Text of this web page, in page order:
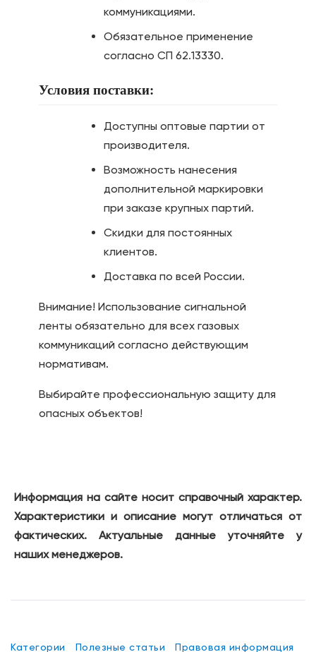
коммуникациями.
Обязательное применение
согласно СП 62.13330.
Условия поставки:
Доступны оптовые партии от
производителя.
Возможность нанесения
дополнительной маркировки
при заказе крупных партий.
Скидки для постоянных
клиентов.
Доставка по всей России.
Внимание! Использование сигнальной
ленты обязательно для всех газовых
коммуникаций согласно действующим
нормативам.
Выбирайте профессиональную защиту для
опасных объектов!
Информация на сайте носит справочный характер.
Характеристики и описание могут отличаться от
фактических. Актуальные данные уточняйте у
наших менеджеров.
Категории Полезные статьи Правовая информация